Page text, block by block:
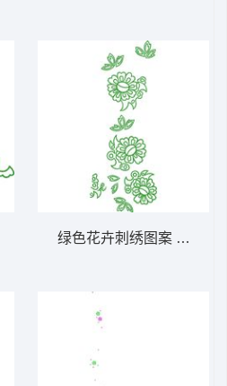
大花系列1万针以上
绿色花卉刺绣图案 免费大